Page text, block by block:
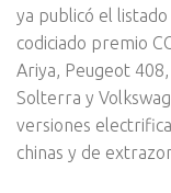
ya publicó el
codiciado premio
Ariya, Peugeot
Solterra y
versiones
chinas y de